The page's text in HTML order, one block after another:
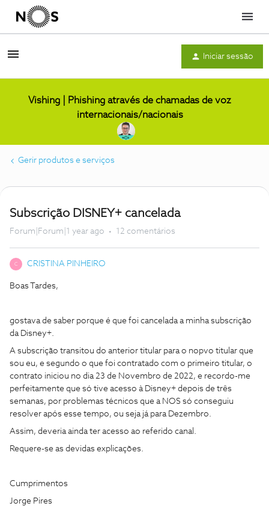
Menu
Iniciar sessão
Vishing | Phishing através de chamadas de voz
internacionais/nacionais
Gerir produtos e serviços
Subscrição DISNEY+ cancelada
Forum|Forum|1 year ago 12 comentários
C CRISTINA PINHEIRO
Boas Tardes,
gostava de saber porque é que foi cancelada a minha subscrição
da Disney+.
A subscrição transitou do anterior titular para o nopvo titular que
sou eu, e segundo o que foi contratado com o primeiro titular, o
contrato iniciou no dia 23 de Novembro de 2022, e recordo-me
perfeitamente que só tive acesso à Disney+ depois de três
semanas, por problemas técnicos que a NOS só conseguiu
resolver após esse tempo, ou seja já para Dezembro.
Assim, deveria ainda ter acesso ao referido canal.
Requere-se as devidas explicações.
Cumprimentos
Jorge Pires